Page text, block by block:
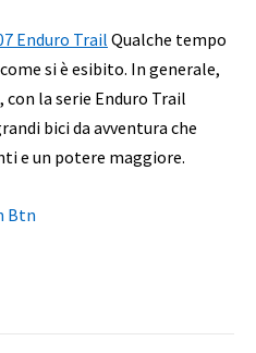
Enduro Trail Qualche tempo
si è esibito. In generale,
la serie Enduro Trail
bici da avventura che
e un potere maggiore.